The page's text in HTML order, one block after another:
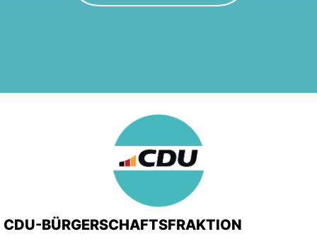
CDU-BÜRGERSCHAFTSFRAKTION